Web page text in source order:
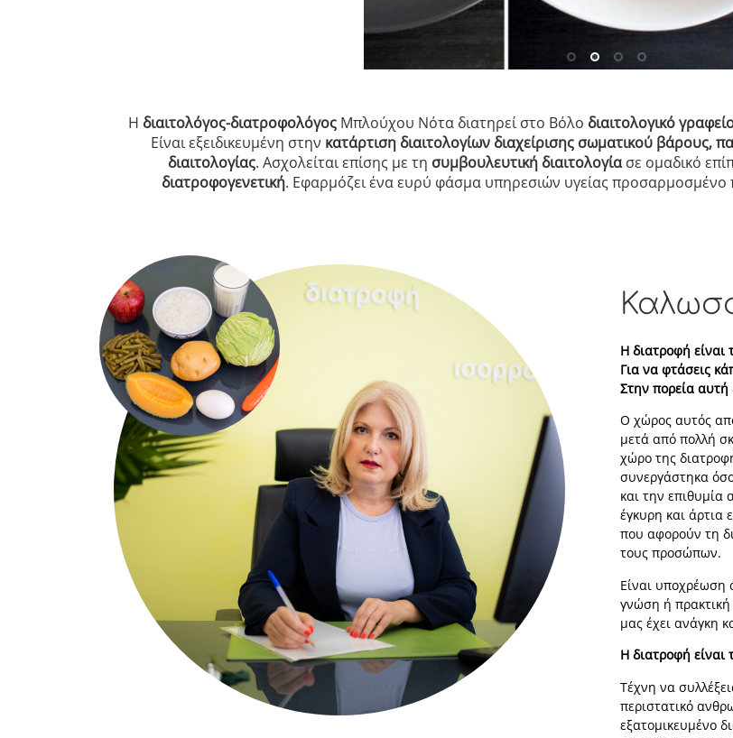
Η διαιτολόγος-διατροφολόγοςΜπλούχου Νότα διατηρεί στο Βόλο διαιτολογικό
Είναι εξειδικευμένη στην κατάρτιση διαιτολογίων διαχείρισης σωματικού βάρους,
διαιτολογίας. Ασχολείται επίσης με τη συμβουλευτική διαιτολογίασε ομαδικό
διατροφογενετική. Εφαρμόζει ένα ευρύ φάσμα υπηρεσιών υγείας προσαρμοσμένο
Η διατροφή είναι
Για να φτάσεις
Στην πορεία αυτή
Ο χώρος αυτός
μετά από πολλή
χώρο της
συνεργάστηκα
και την
έγκυρη και άρτια
που αφορούν τη
τους προσώπων.
Είναι υποχρέωση
γνώση ή
μας έχει ανάγκη
Η διατροφή είναι
Τέχνη να
περιστατικό
εξατομικευμένο